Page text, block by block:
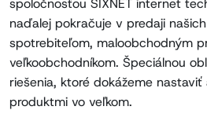
spoločnosťou SIXNET internet
naďalej pokračuje v predaji
spotrebiteľom, maloobchodným
veľkoobchodníkom. Špeciálnou
riešenia, ktoré dokážeme
produktmi vo veľkom.